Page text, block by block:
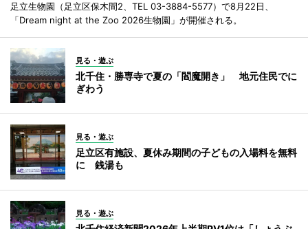
足立生物園（足立区保木間2、TEL 03-3884-5577）で8月22日、
「Dream night at the Zoo 2026生物園」が開催される。
見る・遊ぶ
北千住・勝専寺で夏の「閻魔開き」 地元住民でに
ぎわう
見る・遊ぶ
足立区有施設、夏休み期間の子どもの入場料を無料
に 銭湯も
見る・遊ぶ